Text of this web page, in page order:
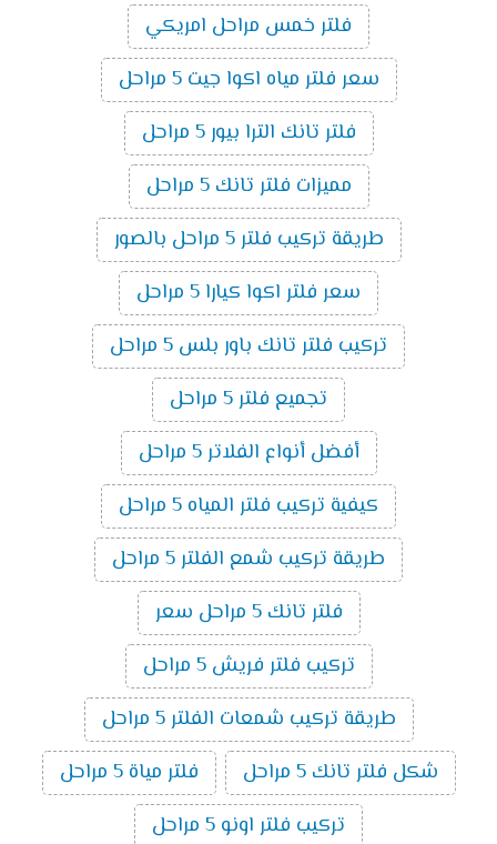
فلتر خمس مراحل امريكي
سعر فلتر مياه اكوا جيت 5 مراحل
فلتر تانك الترا بيور 5 مراحل
مميزات فلتر تانك 5 مراحل
طريقة تركيب فلتر 5 مراحل بالصور
سعر فلتر اكوا كيارا 5 مراحل
تركيب فلتر تانك باور بلس 5 مراحل
تجميع فلتر 5 مراحل
أفضل أنواع الفلاتر 5 مراحل
كيفية تركيب فلتر المياه 5 مراحل
طريقة تركيب شمع الفلتر 5 مراحل
فلتر تانك 5 مراحل سعر
تركيب فلتر فريش 5 مراحل
طريقة تركيب شمعات الفلتر 5 مراحل
شكل فلتر تانك 5 مراحل
فلتر مياة 5 مراحل
تركيب فلتر اونو 5 مراحل